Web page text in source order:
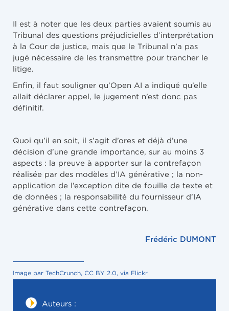
Auteurs :
Il est à noter que les deux parties avaient soumis au
Tribunal des questions préjudicielles d’interprétation
à la Cour de justice, mais que le Tribunal n’a pas
jugé nécessaire de les transmettre pour trancher le
litige.
Enfin, il faut souligner qu’Open AI a indiqué qu’elle
allait déclarer appel, le jugement n’est donc pas
définitif.
Quoi qu’il en soit, il s’agit d’ores et déjà d’une
décision d’une grande importance, sur au moins 3
aspects : la preuve à apporter sur la contrefaçon
réalisée par des modèles d’IA générative ; la non-
application de l’exception dite de fouille de texte et
de données ; la responsabilité du fournisseur d’IA
générative dans cette contrefaçon.
Frédéric DUMONT
Image par TechCrunch, CC BY 2.0, via Flickr